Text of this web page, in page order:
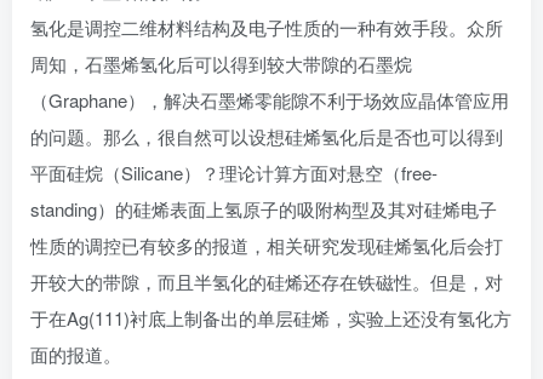
氢化是调控二维材料结构及电子性质的一种有效手段。众所
周知，石墨烯氢化后可以得到较大带隙的石墨烷
（Graphane），解决石墨烯零能隙不利于场效应晶体管应用
的问题。那么，很自然可以设想硅烯氢化后是否也可以得到
平面硅烷（Silicane）？理论计算方面对悬空（free-
standing）的硅烯表面上氢原子的吸附构型及其对硅烯电子
性质的调控已有较多的报道，相关研究发现硅烯氢化后会打
开较大的带隙，而且半氢化的硅烯还存在铁磁性。但是，对
于在Ag(111)衬底上制备出的单层硅烯，实验上还没有氢化方
面的报道。